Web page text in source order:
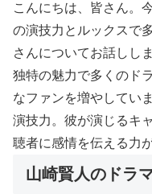
こんにちは、皆さん。
の演技力とルックスで
さんについてお話しし
独特の魅力で多くのド
なファンを増やしてい
演技力。彼が演じるキ
聴者に感情を伝える力
山崎賢人のドラ